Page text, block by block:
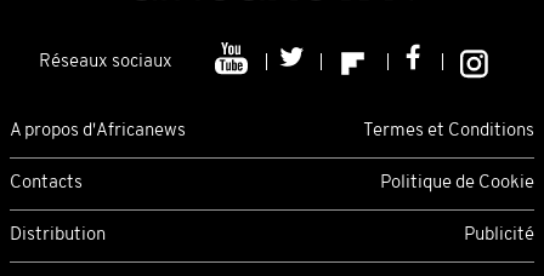
Réseaux sociaux
A propos d'Africanews Termes et Conditions
Contacts Politique de Cookie
Distribution Publicité